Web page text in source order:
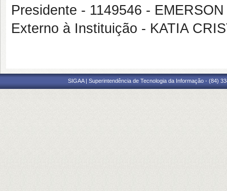
Presidente - 1149546 -
Externo à Instituição - KATIA
SIGAA | Superintendência de Tecnologia da Informação - (84)